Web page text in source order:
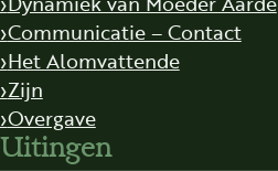
Communicatie – Contact
Het Alomvattende
Zijn
Overgave
Uitingen